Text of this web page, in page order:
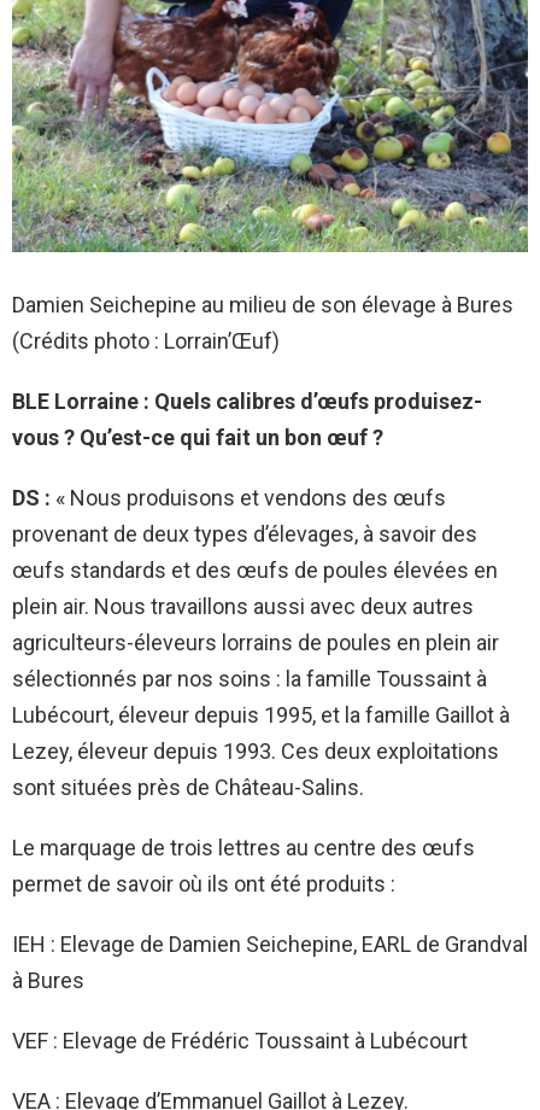
Damien Seichepine au milieu de son élevage à Bures
(Crédits photo : Lorrain’Œuf)
BLE Lorraine : Quels calibres d’œufs produisez-
vous ? Qu’est-ce qui fait un bon œuf ?
DS : « Nous produisons et vendons des œufs
provenant de deux types d’élevages, à savoir des
œufs standards et des œufs de poules élevées en
plein air. Nous travaillons aussi avec deux autres
agriculteurs-éleveurs lorrains de poules en plein air
sélectionnés par nos soins : la famille Toussaint à
Lubécourt, éleveur depuis 1995, et la famille Gaillot à
Lezey, éleveur depuis 1993. Ces deux exploitations
sont situées près de Château-Salins.
Le marquage de trois lettres au centre des œufs
permet de savoir où ils ont été produits :
IEH : Elevage de Damien Seichepine, EARL de Grandval
à Bures
VEF : Elevage de Frédéric Toussaint à Lubécourt
VEA : Elevage d’Emmanuel Gaillot à Lezey.